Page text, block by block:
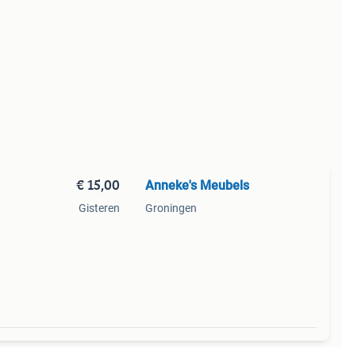
€ 15,00
Gisteren
Anneke's Meubels
Groningen